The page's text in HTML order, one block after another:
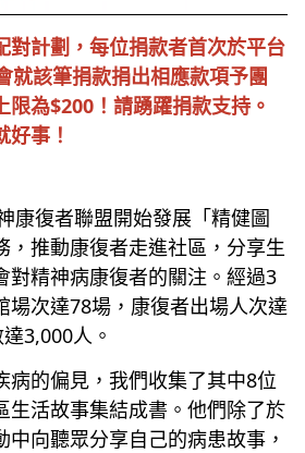
對計劃，每位捐款者首次於平台
就該筆捐款捐出相應款項予團
限為$200！請踴躍捐款支持。
事！
康復者聯盟開始發展「精健圖
，推動康復者走進社區，分享生
對精神病康復者的關注。經過3
場次達78場，康復者出場人次達
3,000人。
病的偏見，我們收集了其中8位
生活故事集結成書。他們除了於
中向聽眾分享自己的病患故事，